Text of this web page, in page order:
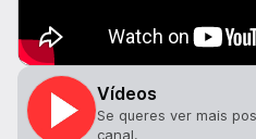
Vídeos
Se queres ver mais
canal.